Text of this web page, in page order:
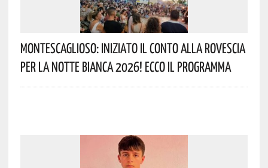
Montescaglioso: Iniziato Il Conto Alla Rovescia
Per La Notte Bianca 2026! Ecco Il Programma